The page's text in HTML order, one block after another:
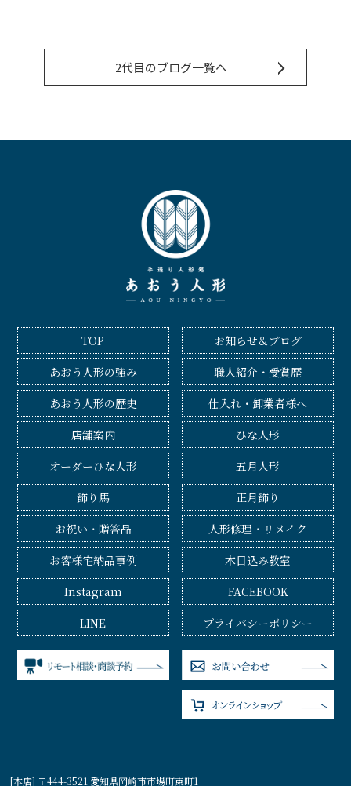
2代目のブログ一覧へ
TOP
お知らせ＆ブログ
あおう人形の強み
職人紹介・受賞歴
あおう人形の歴史
仕入れ・卸業者様へ
店舗案内
ひな人形
オーダーひな人形
五月人形
飾り馬
正月飾り
お祝い・贈答品
人形修理・リメイク
お客様宅納品事例
木目込み教室
Instagram
FACEBOOK
LINE
プライバシーポリシー
[本店] 〒444-3521 愛知県岡崎市市場町東町1